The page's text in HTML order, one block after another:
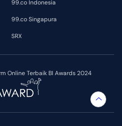
Online Terbaik BI Awards 2024
99.co Indonesia
99.co Singapura
SRX